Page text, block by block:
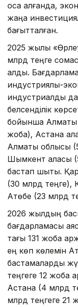
қоса алғанда,
жаңа
бағытталған.
2025 жылы
млрд теңге
алды.
индустриялық-
индустриалды
белсенділік
бойынша Алматы
жоба), Астана
Алматы облысы
Шымкент қаласы
бастап шықты.
(30 млрд теңге),
Ақтөбе (23 млрд
2026 жылдың
бағдарламасы
тағы 131 жоба
ең көп көлемін
бастамаларды
теңгеге 12 жоба
Астана (4 млрд
млрд теңгеге